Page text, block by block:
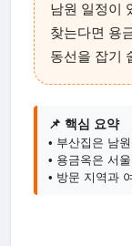
남원 일정이
찾는다면 용
동선을 잡기
📌 핵심 요약
• 부산집은 남
• 용금옥은 서
• 방문 지역과